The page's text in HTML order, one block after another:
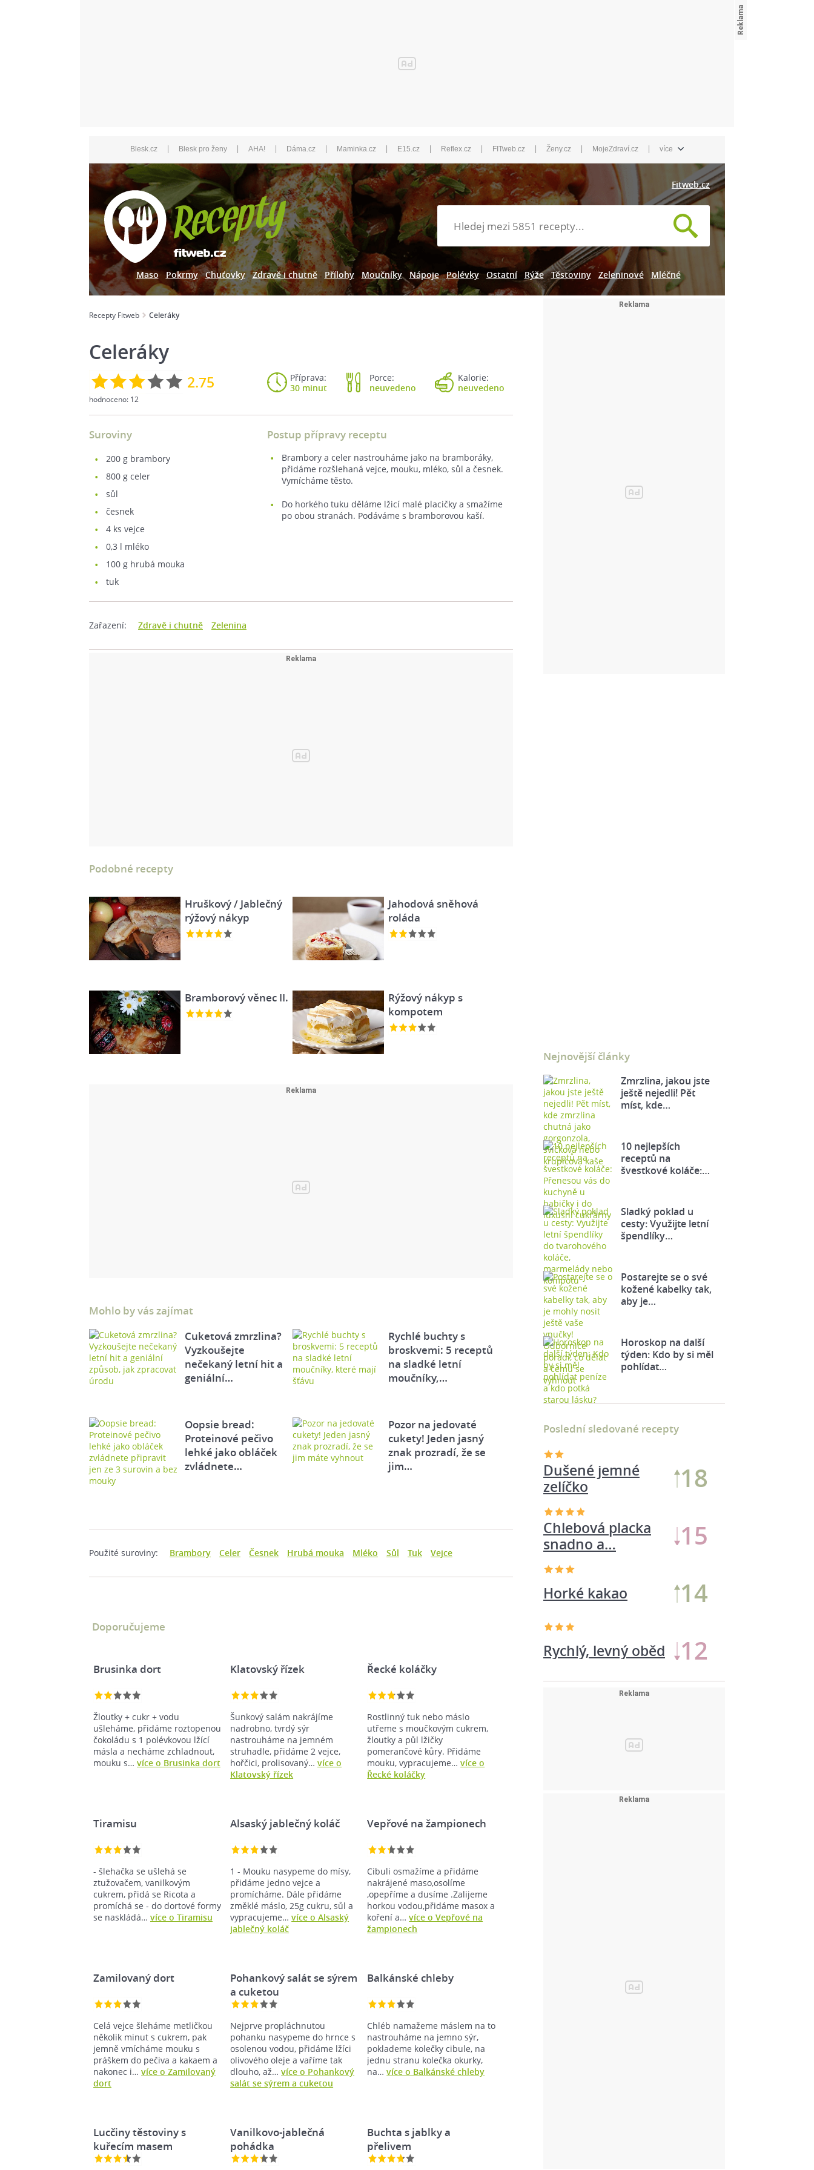
Blesk.cz | Blesk pro ženy | AHA! | Dáma.cz | Maminka.cz | E15.cz | Reflex.cz | FITweb.cz | Ženy.cz | MojeZdraví.cz | více
Fitweb.cz
Maso Pokrmy Chuťovky Zdravě i chutně Přílohy Moučníky Nápoje Polévky Ostatní Rýže Těstoviny Zeleninové Mléčné
Recepty Fitweb Celeráky
Celeráky
2.75
hodnoceno: 12
Příprava:
30 minut
Porce:
neuvedeno
Kalorie:
neuvedeno
Suroviny
200 g brambory
800 g celer
sůl
česnek
4 ks vejce
0,3 l mléko
100 g hrubá mouka
tuk
Postup přípravy receptu
Brambory a celer nastrouháme jako na bramboráky,
přidáme rozšlehaná vejce, mouku, mléko, sůl a česnek.
Vymícháme těsto.
Do horkého tuku děláme lžicí malé placičky a smažíme
po obou stranách. Podáváme s bramborovou kaší.
Zařazení: Zdravě i chutně Zelenina
Podobné recepty
Hruškový / Jablečný
rýžový nákyp
Jahodová sněhová
roláda
Bramborový věnec II.
Rýžový nákyp s
kompotem
Mohlo by vás zajímat
Cuketová zmrzlina?
Vyzkoušejte
nečekaný letní hit a
geniální…
Rychlé buchty s
broskvemi: 5 receptů
na sladké letní
moučníky,…
Oopsie bread:
Proteinové pečivo
lehké jako obláček
zvládnete…
Pozor na jedovaté
cukety! Jeden jasný
znak prozradí, že se
jim…
Použité suroviny: Brambory Celer Česnek Hrubá mouka Mléko Sůl Tuk Vejce
Doporučujeme
Brusinka dort
Žloutky + cukr + vodu
ušleháme, přidáme roztopenou
čokoládu s 1 polévkovou lžící
másla a necháme zchladnout,
mouku s… více o Brusinka dort
Klatovský řízek
Šunkový salám nakrájíme
nadrobno, tvrdý sýr
nastrouháme na jemném
struhadle, přidáme 2 vejce,
hořčici, prolisovaný…více o
Klatovský řízek
Řecké koláčky
Rostlinný tuk nebo máslo
utřeme s moučkovým cukrem,
žloutky a půl lžičky
pomerančové kůry. Přidáme
mouku, vypracujeme…více o
Řecké koláčky
Tiramisu
- šlehačka se ušlehá se
ztužovačem, vanilkovým
cukrem, přidá se Ricota a
promíchá se - do dortové formy
se naskládá… více o Tiramisu
Alsaský jablečný koláč
1 - Mouku nasypeme do mísy,
přidáme jedno vejce a
promícháme. Dále přidáme
změklé máslo, 25g cukru, sůl a
vypracujeme…více o Alsaský
jablečný koláč
Vepřové na žampionech
Cibuli osmažíme a přidáme
nakrájené maso,osolíme
,opepříme a dusíme .Zalijeme
horkou vodou,přidáme masox a
koření a…více o Vepřové na
žampionech
Zamilovaný dort
Celá vejce šleháme metličkou
několik minut s cukrem, pak
jemně vmícháme mouku s
práškem do pečiva a kakaem a
nakonec i… více o Zamilovaný
dort
Pohankový salát se sýrem
a cuketou
Nejprve propláchnutou
pohanku nasypeme do hrnce s
osolenou vodou, přidáme lžíci
olivového oleje a vaříme tak
dlouho, až…více o Pohankový
salát se sýrem a cuketou
Balkánské chleby
Chléb namažeme máslem na to
nastrouháme na jemno sýr,
poklademe kolečky cibule, na
jednu stranu kolečka okurky,
na…více o Balkánské chleby
Lucčiny těstoviny s
kuřecím masem
Vanilkovo-jablečná
pohádka
Buchta s jablky a
přelivem
Nejnovější články
Zmrzlina, jakou jste
ještě nejedli! Pět
míst, kde…
10 nejlepších
receptů na
švestkové koláče:…
Sladký poklad u
cesty: Využijte letní
špendlíky…
Postarejte se o své
kožené kabelky tak,
aby je…
Horoskop na další
týden: Kdo by si měl
pohlídat…
Poslední sledované recepty
Dušené jemné
zelíčko
19
Chlebová placka
snadno a…
16
Horké kakao 13
Rychlý, levný oběd 11